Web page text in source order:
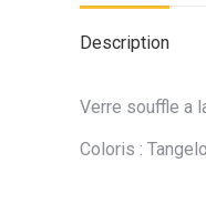
Description
Verre souffle a
Coloris :